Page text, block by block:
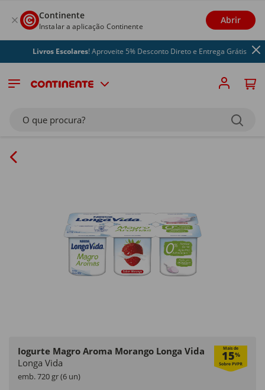
Continente
Instalar a aplicação Continente
Abrir
Livros Escolares! Aproveite 5% Desconto Direto e Entrega Grátis
O que procura?
Iogurte Magro Aroma Morango Longa Vida Mais de
15%
Longa Vida
emb. 720 gr (6 un)